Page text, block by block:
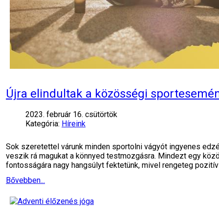
Újra elindultak a közösségi
2023. február 16. csütörtök
Kategória: Híreink
Sok szeretettel várunk minden sportolni vágyót ingyenes
veszik rá magukat a könnyed testmozgásra. Mindezt egy
fontosságára nagy hangsúlyt fektetünk, mivel rengeteg
Bővebben...